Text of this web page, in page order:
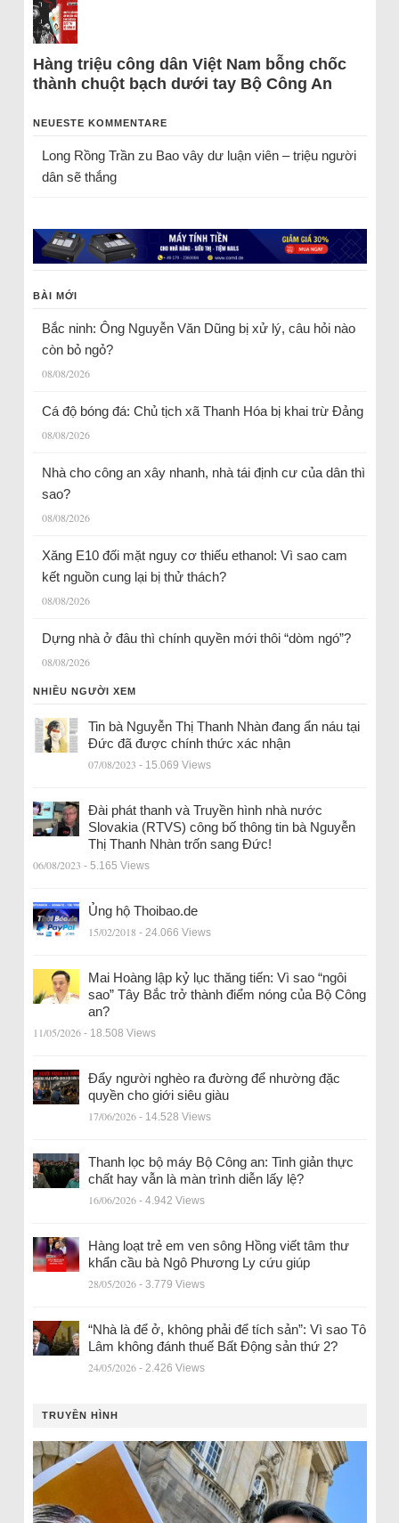
Hàng triệu công dân Việt Nam bỗng chốc
thành chuột bạch dưới tay Bộ Công An
NEUESTE KOMMENTARE
Long Rồng Trầnzu Bao vây dư luận viên – triệu người
dân sẽ thắng
BÀI MỚI
Bắc ninh: Ông Nguyễn Văn Dũng bị xử lý, câu hỏi nào
còn bỏ ngỏ?
08/08/2026
Cá độ bóng đá: Chủ tịch xã Thanh Hóa bị khai trừ Đảng
08/08/2026
Nhà cho công an xây nhanh, nhà tái định cư của dân thì
sao?
08/08/2026
Xăng E10 đối mặt nguy cơ thiếu ethanol: Vì sao cam
kết nguồn cung lại bị thử thách?
08/08/2026
Dựng nhà ở đâu thì chính quyền mới thôi “dòm ngó”?
08/08/2026
NHIỀU NGƯỜI XEM
Tin bà Nguyễn Thị Thanh Nhàn đang ẩn náu tại
Đức đã được chính thức xác nhận
07/08/2023 - 15.069 Views
Đài phát thanh và Truyền hình nhà nước
Slovakia (RTVS) công bố thông tin bà Nguyễn
Thị Thanh Nhàn trốn sang Đức!
06/08/2023 - 5.165 Views
Ủng hộ Thoibao.de
15/02/2018 - 24.066 Views
Mai Hoàng lập kỷ lục thăng tiến: Vì sao “ngôi
sao” Tây Bắc trở thành điểm nóng của Bộ Công
an?
11/05/2026 - 18.508 Views
Đẩy người nghèo ra đường để nhường đặc
quyền cho giới siêu giàu
17/06/2026 - 14.528 Views
Thanh lọc bộ máy Bộ Công an: Tinh giản thực
chất hay vẫn là màn trình diễn lấy lệ?
16/06/2026 - 4.942 Views
Hàng loạt trẻ em ven sông Hồng viết tâm thư
khẩn cầu bà Ngô Phương Ly cứu giúp
28/05/2026 - 3.779 Views
“Nhà là để ở, không phải để tích sản”: Vì sao Tô
Lâm không đánh thuế Bất Động sản thứ 2?
24/05/2026 - 2.426 Views
TRUYỀN HÌNH